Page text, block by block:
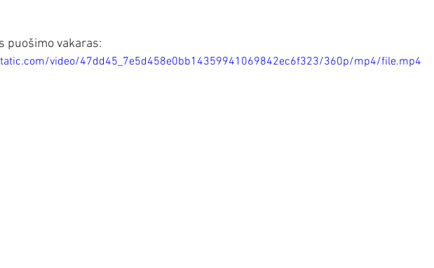
puošimo vakaras:
video/47dd45_7e5d458e0bb14359941069842ec6f323/360p/mp4/file.mp4